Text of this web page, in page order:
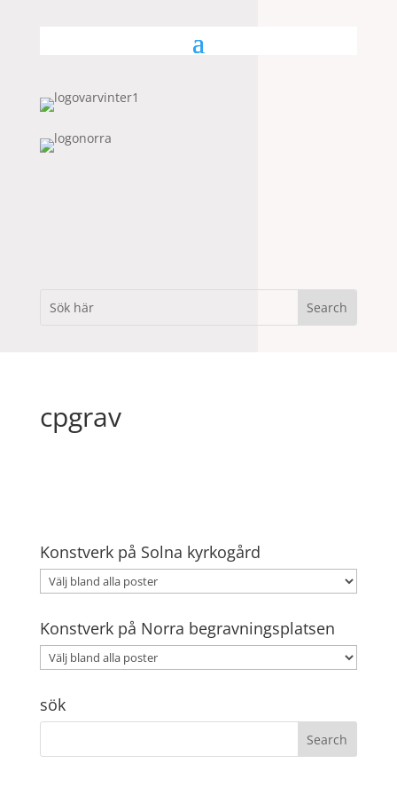
cpgrav
Konstverk på Solna kyrkogård
Konstverk på Norra begravningsplatsen
sök